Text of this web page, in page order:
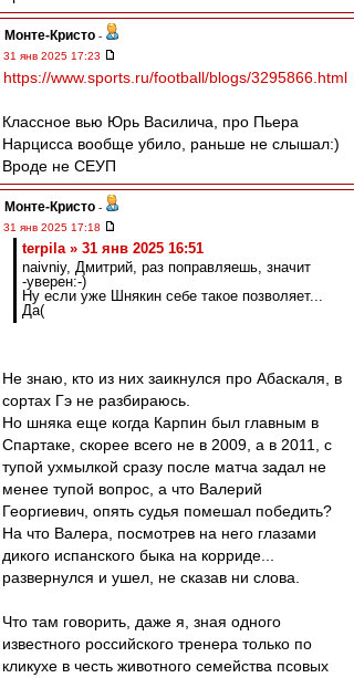
Монте-Кристо -
31 янв 2025 17:23
https://www.sports.ru/football/blogs/3295866.html
Классное вью Юрь Василича, про Пьера
Нарцисса вообще убило, раньше не слышал:)
Вроде не СЕУП
Монте-Кристо -
31 янв 2025 17:18
terpila » 31 янв 2025 16:51
naivniy, Дмитрий, раз поправляешь, значит
-уверен:-)
Ну если уже Шнякин себе такое позволяет...
Да(
Не знаю, кто из них заикнулся про Абаскаля, в
сортах Гэ не разбираюсь.
Но шняка еще когда Карпин был главным в
Спартаке, скорее всего не в 2009, а в 2011, с
тупой ухмылкой сразу после матча задал не
менее тупой вопрос, а что Валерий
Георгиевич, опять судья помешал победить?
На что Валера, посмотрев на него глазами
дикого испанского быка на корриде...
развернулся и ушел, не сказав ни слова.
Что там говорить, даже я, зная одного
известного российского тренера только по
кликухе в честь животного семейства псовых